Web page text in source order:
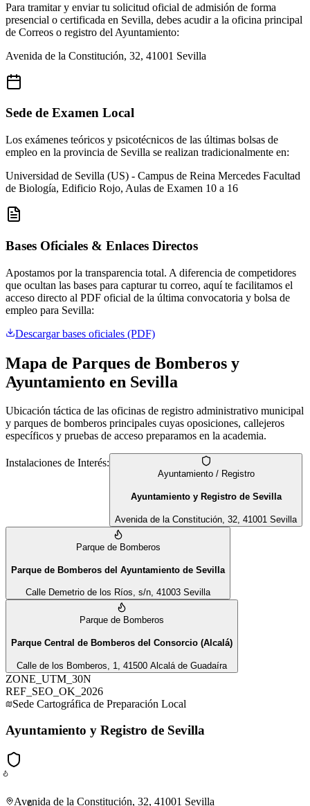
Para tramitar y enviar tu solicitud oficial de admisión de forma
presencial o certificada en Sevilla, debes acudir a la oficina principal
de Correos o registro del Ayuntamiento:
Avenida de la Constitución, 32, 41001 Sevilla
Sede de Examen Local
Los exámenes teóricos y psicotécnicos de las últimas bolsas de
empleo en la provincia de Sevilla se realizan tradicionalmente en:
Universidad de Sevilla (US) - Campus de Reina Mercedes Facultad
de Biología, Edificio Rojo, Aulas de Examen 10 a 16
Bases Oficiales & Enlaces Directos
Apostamos por la transparencia total. A diferencia de competidores
que ocultan las bases para capturar tu correo, aquí te facilitamos el
acceso directo al PDF oficial de la última convocatoria y bolsa de
empleo para Sevilla:
Descargar bases oficiales (PDF)
Mapa de Parques de Bomberos y
Ayuntamiento en Sevilla
Ubicación táctica de las oficinas de registro administrativo municipal
y parques de bomberos principales cuyas oposiciones, callejeros
específicos y pruebas de acceso preparamos en la academia.
Instalaciones de Interés:
Ayuntamiento / Registro
Ayuntamiento y Registro de Sevilla
Avenida de la Constitución, 32, 41001 Sevilla
Parque de Bomberos
Parque de Bomberos del Ayuntamiento de Sevilla
Calle Demetrio de los Ríos, s/n, 41003 Sevilla
Parque de Bomberos
Parque Central de Bomberos del Consorcio (Alcalá)
Calle de los Bomberos, 1, 41500 Alcalá de Guadaíra
ZONE_UTM_30N
REF_SEO_OK_2026
Sede Cartográfica de Preparación Local
Ayuntamiento y Registro de Sevilla
Avenida de la Constitución, 32, 41001 Sevilla